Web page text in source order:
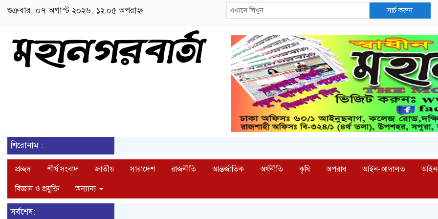
শুক্রবার, ০৭ অগাস্ট ২০২৬, ১২:০৫ অপরাহ্ন সার্চ করুন
শিরোনাম :
প্রচ্ছদ শীর্ষ সংবাদ জাতীয় সারাদেশ রাজনীতি আন্তর্জাতিক অর্থনীতি কৃষি অপরাধ আইন-আদালত
বিজ্ঞান ও প্রযুক্তি
অন্যান্য
সর্বশেষ: